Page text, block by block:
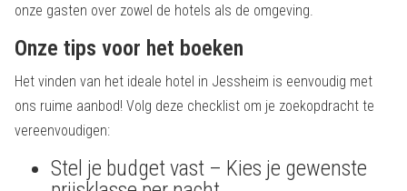
onze gasten over zowel de hotels als de omgeving.
Onze tips voor het boeken
Het vinden van het ideale hotel in Jessheim is eenvoudig met
ons ruime aanbod! Volg deze checklist om je zoekopdracht te
vereenvoudigen:
Stel je budget vast – Kies je gewenste